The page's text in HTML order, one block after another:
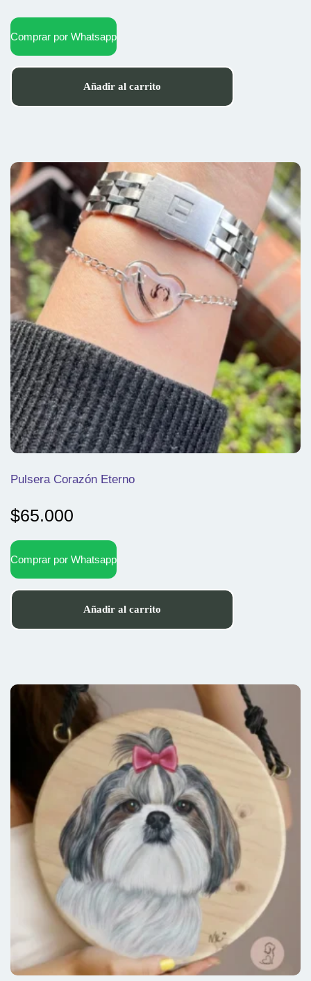
Comprar por Whatsapp
Añadir al carrito
Pulsera Corazón Eterno
$65.000
Comprar por Whatsapp
Añadir al carrito